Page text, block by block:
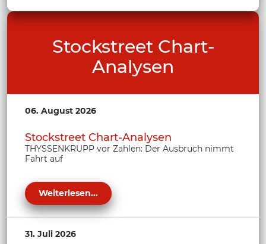
Stockstreet Chart-
Analysen
06. August 2026
Stockstreet Chart-Analysen
THYSSENKRUPP vor Zahlen: Der Ausbruch nimmt
Fahrt auf
Weiterlesen...
31. Juli 2026